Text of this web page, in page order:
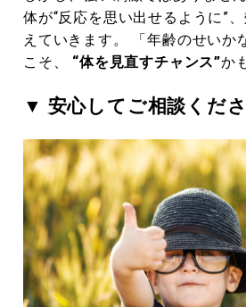
体が“反応を思い出せるように”
えていきます。 「年齢のせいか
こそ、 “体を見直すチャンス”か
▼ 安心してご相談くだ